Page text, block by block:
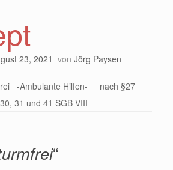
23, 2021 von Jörg Paysen
-Ambulante Hilfen- nach §27
31 und 41 SGB VIII
“